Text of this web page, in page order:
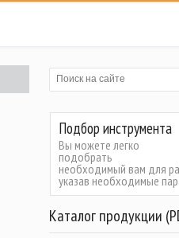
Подбор инструмента
Вы можете легко
подобрать
необходимый вам для
указав необходимые
Каталог продукции